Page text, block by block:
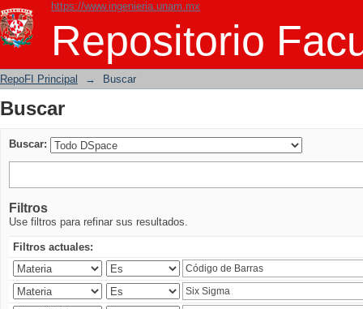
https://www.ingenieria.unam.mx
Repositorio
Buscar
RepoFI Principal → Buscar
Buscar
Buscar:
Filtros
Use filtros para refinar sus resultados.
Filtros actuales: